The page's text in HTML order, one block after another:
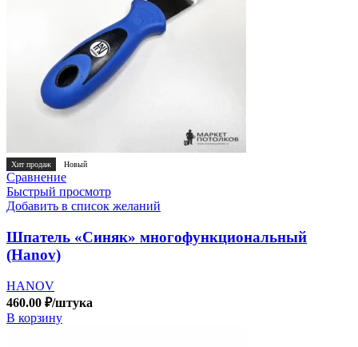
Хит продаж Новый
Сравнение
Быстрый просмотр
Добавить в список желаний
Шпатель «Синяк» многофункциональный
(Hanov)
HANOV
460.00 ₽/штука
В корзину